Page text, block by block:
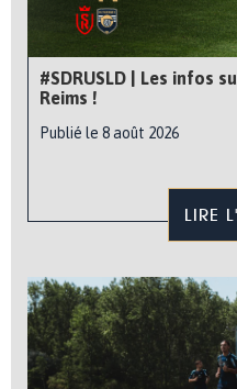
#SDRUSLD | Les infos
Reims !
Publié le 8 août 2026
LIRE